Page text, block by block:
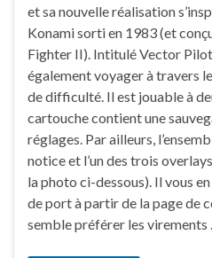
et sa nouvelle réalisation
Konami sorti en 1983 (et
Fighter II). Intitulé Vector
également voyager à travers
de difficulté. Il est jouable à
cartouche contient une
réglages. Par ailleurs,
notice et l’un des trois
la photo ci-dessous). Il vous
de port à partir de la page de
semble préférer les virements